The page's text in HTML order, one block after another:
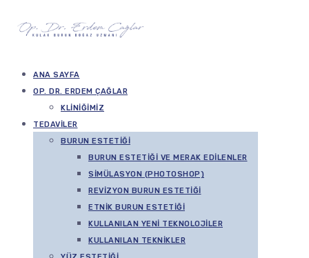
ANA SAYFA
OP. DR. ERDEM ÇAĞLAR
KLINIĞIMIZ
TEDAVILER
BURUN ESTETIĞI
BURUN ESTETIĞI VE MERAK EDILENLER
SIMÜLASYON (PHOTOSHOP)
REVIZYON BURUN ESTETIĞI
ETNIK BURUN ESTETIĞI
KULLANILAN YENI TEKNOLOJILER
KULLANILAN TEKNIKLER